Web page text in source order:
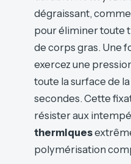
dégraissant, comme
pour éliminer toute
de corps gras. Une
exercez une
toute la surface de
secondes. Cette
résister aux
thermiques
polymérisation